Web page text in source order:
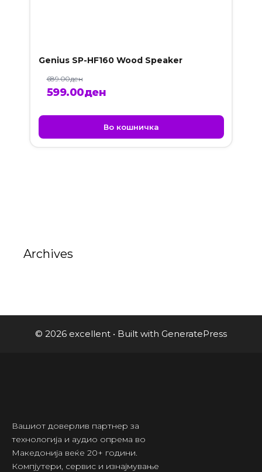
Genius SP-HF160 Wood Speaker
689.00ден
Original
689.00ден.
599.00денCurrent
is:
599.00ден.
Во кошничка
Archives
© 2026 excellent • Built with GeneratePress
Вашиот доверлив партнер за
технологија и аудио опрема во
Македонија веќе 20+ години.
Компјутери, сервис и изнајмување